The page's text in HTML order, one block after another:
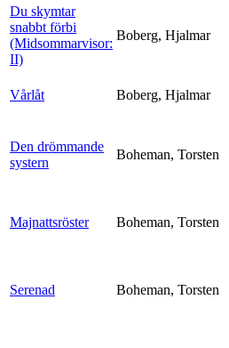
Du skymtar
snabbt förbi
(Midsommarvisor:
II)
Boberg, Hjalmar
Vårlåt Boberg, Hjalmar
Den drömmande
systern
Boheman, Torsten
Majnattsröster Boheman, Torsten
Serenad Boheman, Torsten